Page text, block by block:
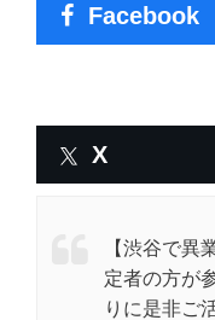
Facebook
X
【渋谷で異
定者の方が
りに是非ご